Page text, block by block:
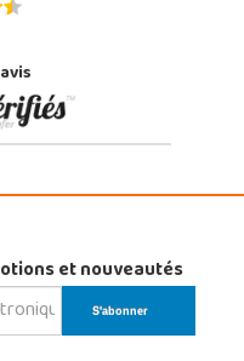
avis
et nouveautés